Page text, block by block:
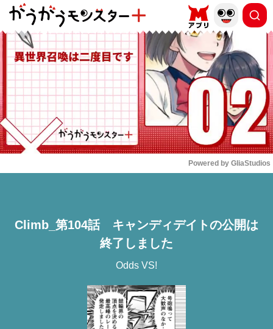
もっと読む
Powered by GliaStudios
Climb_第104話 キャンディデイトの公開は
終了しました
Odds VS!